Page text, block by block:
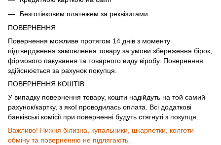
Безготівковим платежем за реквізитами
ПОВЕРНЕННЯ
Повернення можливе протягом 14 днів з моменту
підтвердження замовлення товару за умови збереження бірок,
фірмового пакування та товарного виду віробу. Повернення
здійснюється за рахунок покупця.
ПОВЕРНЕННЯ КОШТІВ
У випадку повернення товару, кошти надійдуть на той самий
рахунок/картку, з якої проводилась оплата. Всі додаткові
банківські комісії при поверненні будуть стягнуті з покупця.
Важливо! Нижня білизна, купальники, шкарпетки, колготи
обміну та поверненню не підлягають.